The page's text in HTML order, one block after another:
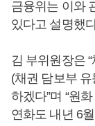
금융위는 이와
있다고 설명했
김 부위원장은
(채권 담보부
하겠다”며 “원
연화도 내년 6